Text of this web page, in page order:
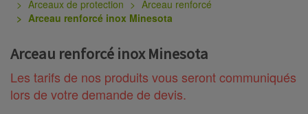
Arceaux de protection
Arceau renforcé
Arceau renforcé inox Minesota
Arceau renforcé inox Minesota
Les tarifs de nos produits vous seront communiqués
lors de votre demande de devis.